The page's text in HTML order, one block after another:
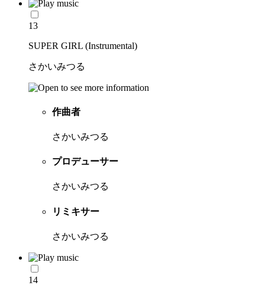
13
SUPER GIRL (Instrumental)
さかいみつる
作曲者
さかいみつる
プロデューサー
さかいみつる
リミキサー
さかいみつる
14